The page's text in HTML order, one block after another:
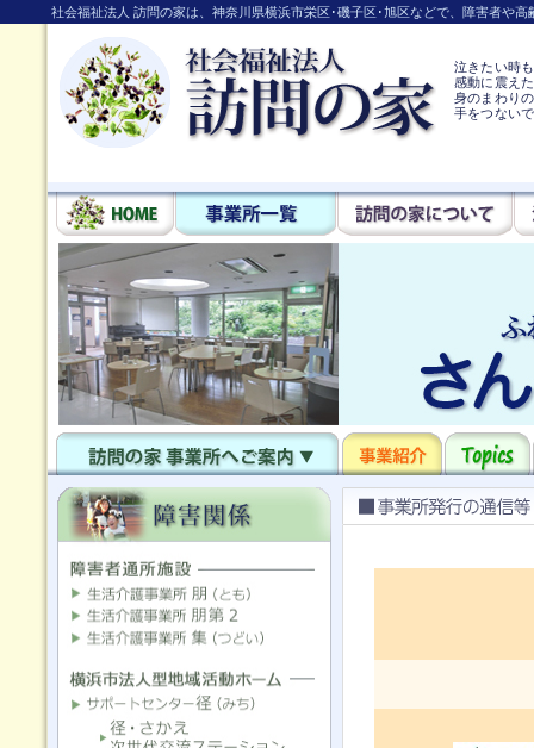
社会福祉法人 訪問の家は、神奈川県横浜市栄区･磯子区･旭区などで、障害者や
泣きたい時
感動に震え
身のまわり
手をつない